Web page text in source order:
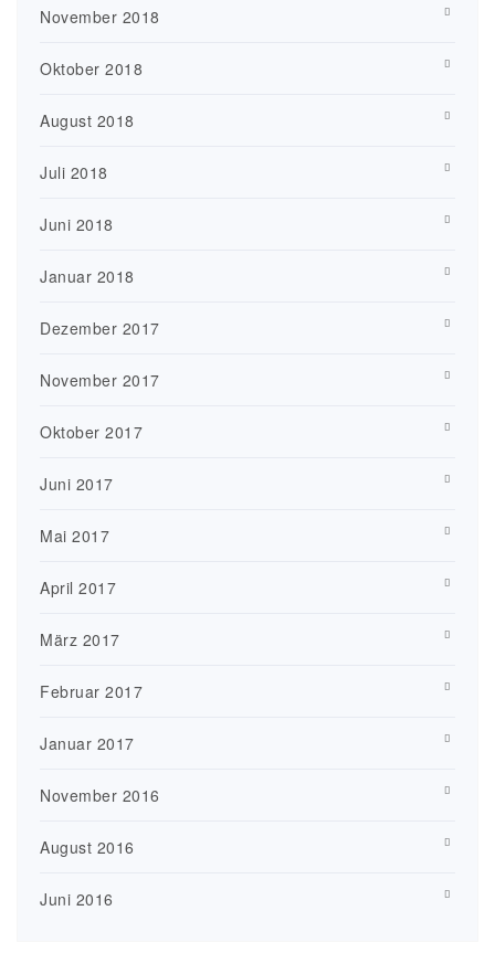
November 2018
Oktober 2018
August 2018
Juli 2018
Juni 2018
Januar 2018
Dezember 2017
November 2017
Oktober 2017
Juni 2017
Mai 2017
April 2017
März 2017
Februar 2017
Januar 2017
November 2016
August 2016
Juni 2016